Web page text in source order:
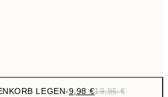
LEGEN-9,98 €19,95 €